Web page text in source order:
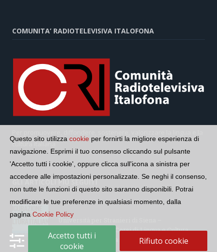
COMUNITA’ RADIOTELEVISIVA ITALOFONA
cultura italiana
GLI ARTICOLI PIÙ SEGUITI
Università per Stranieri di Siena –
Inaugurazione dei Corsi di Lingua e Cultura
Italiana, 109a annata
Questo sito utilizza cookie per fornirti la migliore esperienza di
navigazione. Esprimi il tuo consenso cliccando sul pulsante
'Accetto tutti i cookie', oppure clicca sull'icona a sinistra per
accedere alle impostazioni personalizzate. Se neghi il consenso,
non tutte le funzioni di questo sito saranno disponibili. Potrai
modificare le tue preferenze in qualsiasi momento, dalla
pagina Cookie Policy
Accetto tutti i
cookie
Rifiuto cookie